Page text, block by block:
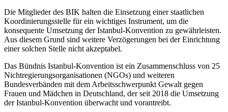
Die Mitglieder des BIK halten die Einsetzung einer staatlichen
Koordinierungsstelle für ein wichtiges Instrument, um die
konsequente Umsetzung der Istanbul-Konvention zu gewährleisten.
Aus diesem Grund sind weitere Verzögerungen bei der Einrichtung
einer solchen Stelle nicht akzeptabel.
Das Bündnis Istanbul-Konvention ist ein Zusammenschluss von 25
Nichtregierungsorganisationen (NGOs) und weiteren
Bundesverbänden mit dem Arbeitsschwerpunkt Gewalt gegen
Frauen und Mädchen in Deutschland, der seit 2018 die Umsetzung
der Istanbul-Konvention überwacht und vorantreibt.